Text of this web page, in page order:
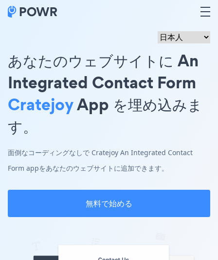
あなたのウェブサイトに An
Integrated Contact Form
CratejoyApp を埋め込みま
す。
面倒なコーディングなしで Cratejoy An Integrated Contact
Form appをあなたのウェブサイトに追加できます。
無料で始める